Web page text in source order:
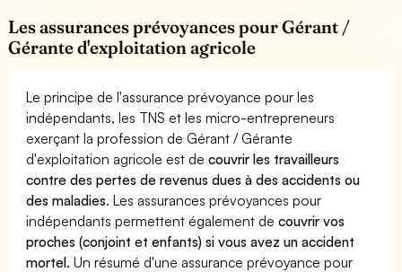
Les assurances prévoyances pour Gérant /
Gérante d'exploitation agricole
Le principe de l'assurance prévoyance pour les
indépendants, les TNS et les micro-entrepreneurs
exerçant la profession de Gérant / Gérante
d'exploitation agricole est decouvrir les travailleurs
contre des pertes de revenus dues à des accidents ou
des maladies. Les assurances prévoyances pour
indépendants permettent également decouvrir vos
proches (conjoint et enfants) si vous avez un accident
mortel. Un résumé d'une assurance prévoyance pour